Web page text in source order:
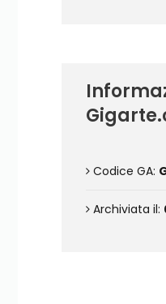
Codice GA:
Archiviata il: